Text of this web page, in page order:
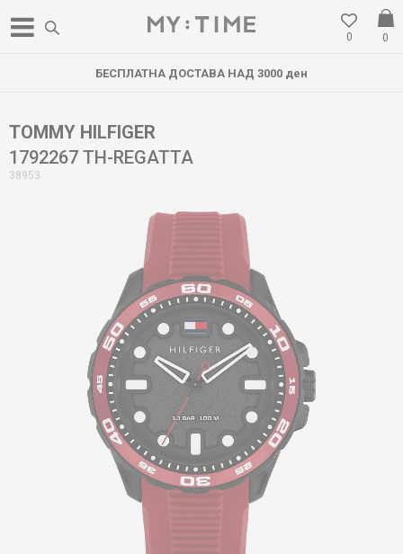
0
0
БЕСПЛАТНА ДОСТАВА НАД 3000 ден
TOMMY HILFIGER
1792267 TH-REGATTA
38953